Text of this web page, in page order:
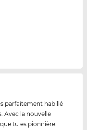
parfaitement habillé
Avec la nouvelle
tu es pionnière.